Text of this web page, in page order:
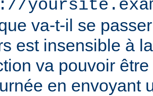
va-t-il se
est insensible à
va pouvoir
en envoyant